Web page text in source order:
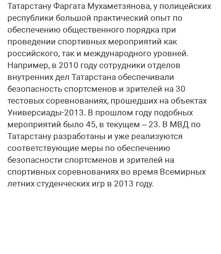
Татарстану Фаргата Мухаметзянова, у полицейских
республики большой практический опыт по
обеспечению общественного порядка при
проведении спортивных мероприятий как
российского, так и международного уровней.
Например, в 2010 году сотрудники отделов
внутренних дел Татарстана обеспечивали
безопасность спортсменов и зрителей на 30
тестовых соревнованиях, прошедших на объектах
Универсиады-2013. В прошлом году подобных
мероприятий было 45, в текущем – 23. В МВД по
Татарстану разработаны и уже реализуются
соответствующие меры по обеспечению
безопасности спортсменов и зрителей на
спортивных соревнованиях во время Всемирных
летних студенческих игр в 2013 году.